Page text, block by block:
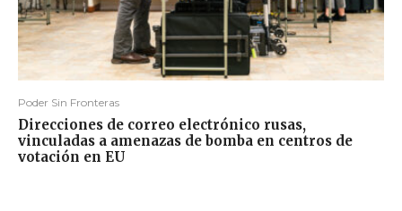
Poder Sin Fronteras
Direcciones de correo electrónico rusas,
vinculadas a amenazas de bomba en centros de
votación en EU